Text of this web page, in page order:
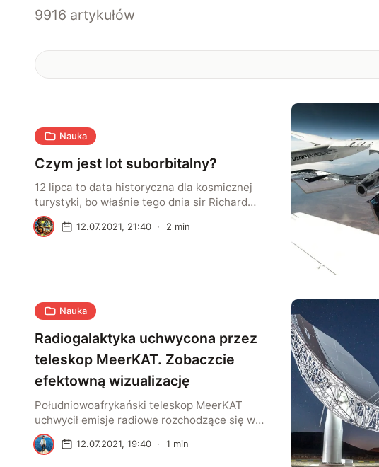
9916 artykułów
Nauka
Czym jest lot suborbitalny?
12 lipca to data historyczna dla kosmicznej
turystyki, bo właśnie tego dnia sir Richard
Branson stał się pierwszym milionerem, który
opuścił ziemską atmosferę. Nie poleciał w
rozpoczyna […]
A 12.07.2021, 21:40 · 2 min
Nauka
Radiogalaktyka uchwycona przez
teleskop MeerKAT. Zobaczcie
efektowną wizualizację
Południowoafrykański teleskop MeerKAT
uchwycił emisje radiowe rozchodzące się w
przestrzeni kosmicznej. Na ich podstawie
astronomowie stworzyli obrazy ukazujące
A 12.07.2021, 19:40 · 1 min